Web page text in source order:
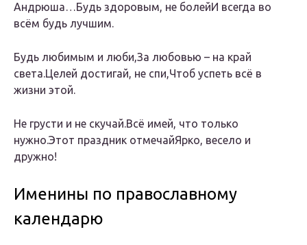
Андрюша…Будь здоровым, не болейИ всегда во
всём будь лучшим.
Будь любимым и люби,За любовью – на край
света.Целей достигай, не спи,Чтоб успеть всё в
жизни этой.
Не грусти и не скучай.Всё имей, что только
нужно.Этот праздник отмечайЯрко, весело и
дружно!
Именины по православному
календарю